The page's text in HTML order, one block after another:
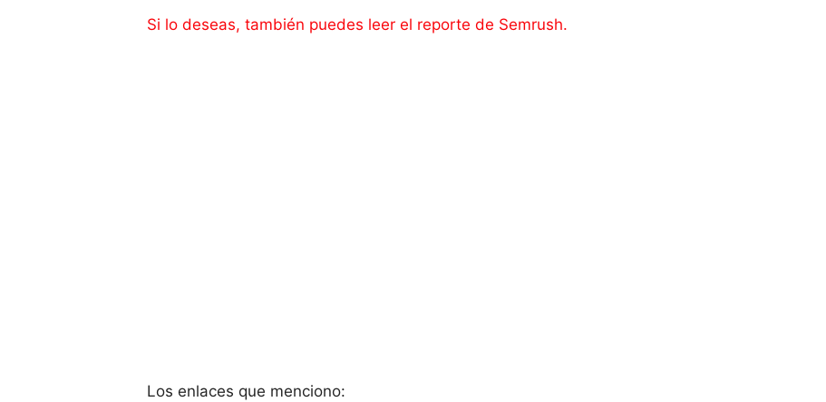
Si lo deseas, también puedes leer el reporte de Semrush.
Los enlaces que menciono: